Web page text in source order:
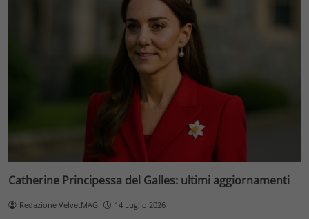
Catherine Principessa del Galles: ultimi aggiornamenti
Redazione VelvetMAG 14 Luglio 2026